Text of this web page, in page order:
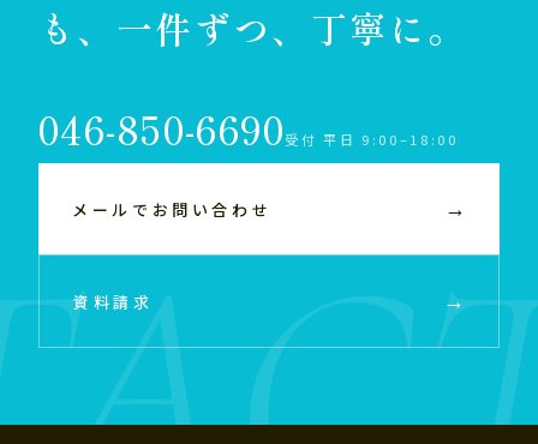
も、一件ずつ、丁寧に。
046-850-6690受付 平日 9:00–18:00
メールでお問い合わせ →
資料請求 →